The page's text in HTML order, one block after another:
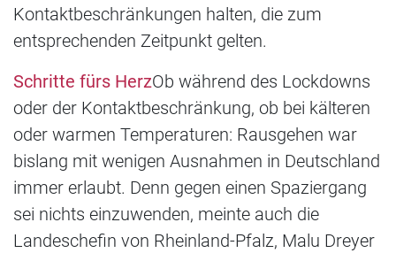
Kontaktbeschränkungen halten, die zum
entsprechenden Zeitpunkt gelten.
Schritte fürs HerzOb während des Lockdowns
oder der Kontaktbeschränkung, ob bei kälteren
oder warmen Temperaturen: Rausgehen war
bislang mit wenigen Ausnahmen in Deutschland
immer erlaubt. Denn gegen einen Spaziergang
sei nichts einzuwenden, meinte auch die
Landeschefin von Rheinland-Pfalz, Malu Dreyer